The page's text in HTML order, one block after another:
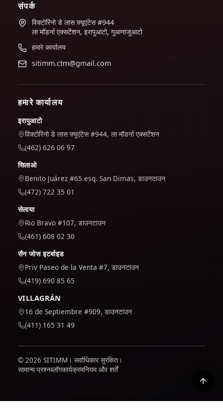
संपर्क
विक्टोरिनो डे लास फ़्यूएंटेस #944
ला मॉडर्ना एक्सटेंशन, इरापुआटो, गुआनाजुआटो
हमारे कार्यालय
sitimm.ctm@gmail.com
हमारे कार्यालय
इरापुआटो
विक्टोरिनो डे लास फ़्यूएंटेस #944, ला मॉडर्ना एक्सटेंशन
(462) 626 06 97
सिलाओ
Benito Juárez #65 esq. San Dimas, डाउनटाउन
(472) 722 35 01
सेलाया
Rio Bravo #107, डाउनटाउन
(461) 608 02 30
सैन जोस इटर्बाइड
Priv Paseo de la Venta #7, डाउनटाउन
(419) 690 85 65
VILLAGRÁN
16 de Septiembre #909, डाउनटाउन
(411) 165 31 49
© 2026 SITIMM। सर्वाधिकार सुरक्षित।
सामान्य प्रश्नब्लॉगकार्यक्रमनियम और शर्तें